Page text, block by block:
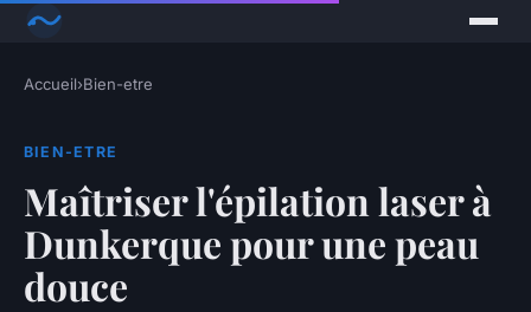
Accueil›Bien-etre
BIEN-ETRE
Maîtriser l'épilation laser à
Dunkerque pour une peau
douce